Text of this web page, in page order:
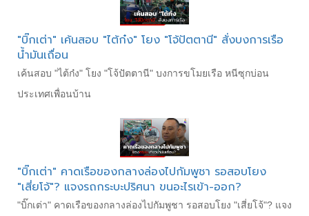
"บิ๊กเต่า" เค้นสอบ "ไต้ก๋ง" โยง "โจ้ปัตตานี" สั่งบงการเรือ
น้ำมันเถื่อน
เค้นสอบ "ไต้ก๋ง" โยง "โจ้ปัตตานี" บงการขโมยเรือ หนีซุกบ่อน
ประเทศเพื่อนบ้าน
"บิ๊กเต่า" คาดเรือของกลางล่องไปกัมพูชา รอสอบโยง
"เสี่ยโจ้"? แจงรถกระบะปริศนา ขนอะไรเข้า-ออก?
"บิ๊กเต่า" คาดเรือของกลางล่องไปกัมพูชา รอสอบโยง "เสี่ยโจ้"? แจง